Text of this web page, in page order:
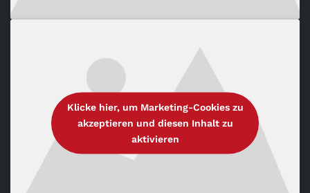
Klicke hier, um Marketing-Cookies zu
akzeptieren und diesen Inhalt zu
aktivieren